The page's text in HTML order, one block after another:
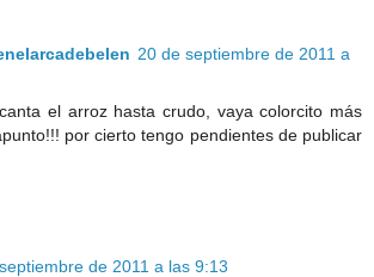
20 de septiembre de 2011 a
el arroz hasta crudo, vaya colorcito más
por cierto tengo pendientes de publicar
de 2011 a las 9:13